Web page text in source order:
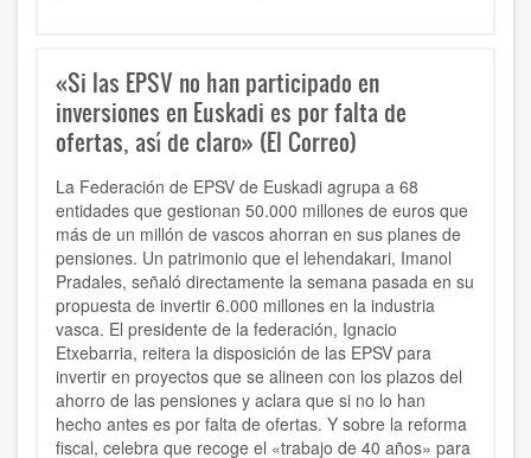
«Si las EPSV no han participado en
inversiones en Euskadi es por falta de
ofertas, así de claro» (El Correo)
La Federación de EPSV de Euskadi agrupa a 68
entidades que gestionan 50.000 millones de euros que
más de un millón de vascos ahorran en sus planes de
pensiones. Un patrimonio que el lehendakari, Imanol
Pradales, señaló directamente la semana pasada en su
propuesta de invertir 6.000 millones en la industria
vasca. El presidente de la federación, Ignacio
Etxebarria, reitera la disposición de las EPSV para
invertir en proyectos que se alineen con los plazos del
ahorro de las pensiones y aclara que si no lo han
hecho antes es por falta de ofertas. Y sobre la reforma
fiscal, celebra que recoge el «trabajo de 40 años» para